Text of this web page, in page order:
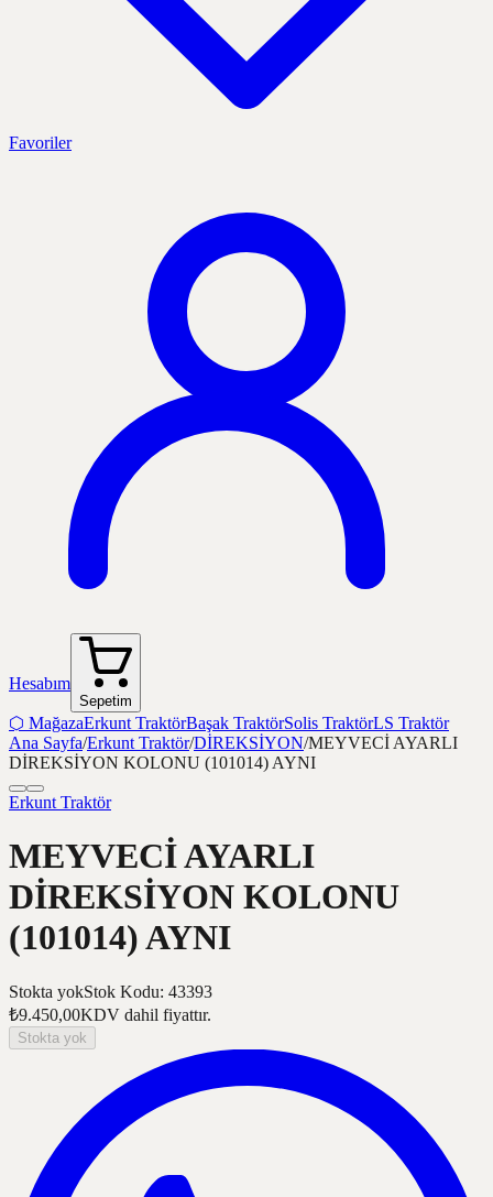
Favoriler
Hesabım
Sepetim
⬡ MağazaErkunt TraktörBaşak TraktörSolis TraktörLS Traktör
Ana Sayfa/Erkunt Traktör/DİREKSİYON/MEYVECİ AYARLI
DİREKSİYON KOLONU (101014) AYNI
Erkunt Traktör
MEYVECİ AYARLI
DİREKSİYON KOLONU
(101014) AYNI
Stokta yokStok Kodu: 43393
₺9.450,00KDV dahil fiyattır.
Stokta yok